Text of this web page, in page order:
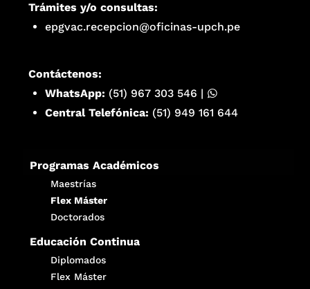
Trámites y/o consultas:
epgvac.recepcion@oficinas-upch.pe
Contáctenos:
WhatsApp: (51) 967 303 546 |
Central Telefónica: (51) 949 161 644
Programas Académicos
Maestrías
Flex Máster
Doctorados
Educación Continua
Diplomados
Flex Máster